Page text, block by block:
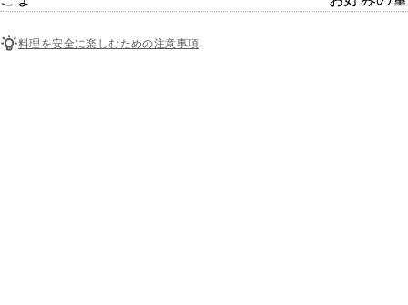
料理を安全に楽しむための注意事項